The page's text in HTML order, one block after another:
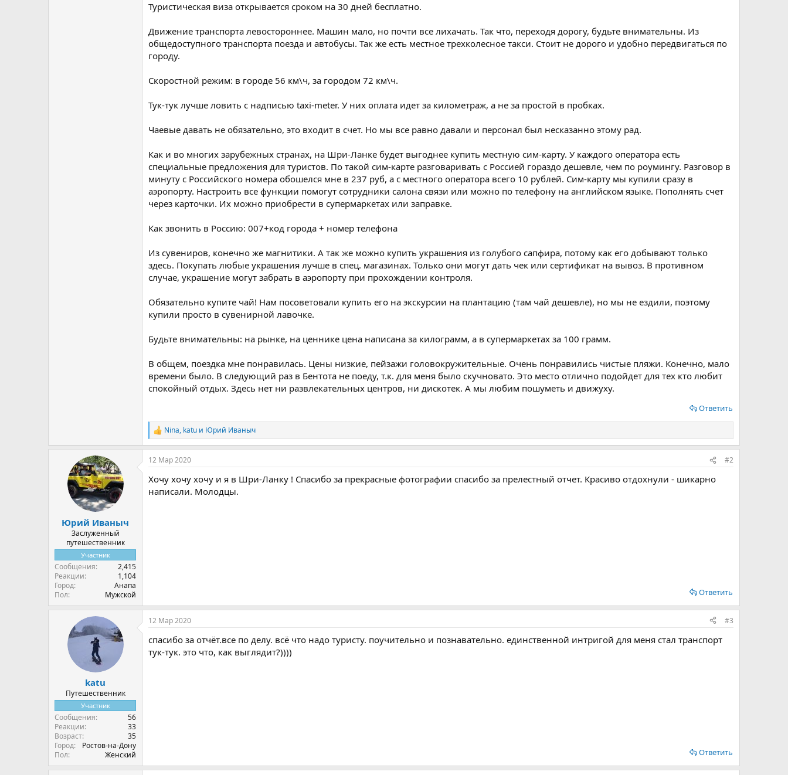
Туристическая виза открывается сроком на 30 дней бесплатно.
Движение транспорта левостороннее. Машин мало, но почти все лихачать. Так что, переходя дорогу, будьте внимательны. Из
общедоступного транспорта поезда и автобусы. Так же есть местное трехколесное такси. Стоит не дорого и удобно передвигаться по
городу.
Скоростной режим: в городе 56 км\ч, за городом 72 км\ч.
Тук-тук лучше ловить с надписью taxi-meter. У них оплата идет за километраж, а не за простой в пробках.
Чаевые давать не обязательно, это входит в счет. Но мы все равно давали и персонал был несказанно этому рад.
Как и во многих зарубежных странах, на Шри-Ланке будет выгоднее купить местную сим-карту. У каждого оператора есть
специальные предложения для туристов. По такой сим-карте разговаривать с Россией гораздо дешевле, чем по роумингу. Разговор в
минуту с Российского номера обошелся мне в 237 руб, а с местного оператора всего 10 рублей. Сим-карту мы купили сразу в
аэропорту. Настроить все функции помогут сотрудники салона связи или можно по телефону на английском языке. Пополнять счет
через карточки. Их можно приобрести в супермаркетах или заправке.
Как звонить в Россию: 007+код города + номер телефона
Из сувениров, конечно же магнитики. А так же можно купить украшения из голубого сапфира, потому как его добывают только
здесь. Покупать любые украшения лучше в спец. магазинах. Только они могут дать чек или сертификат на вывоз. В противном
случае, украшение могут забрать в аэропорту при прохождении контроля.
Обязательно купите чай! Нам посоветовали купить его на экскурсии на плантацию (там чай дешевле), но мы не ездили, поэтому
купили просто в сувенирной лавочке.
Будьте внимательны: на рынке, на ценнике цена написана за килограмм, а в супермаркетах за 100 грамм.
В общем, поездка мне понравилась. Цены низкие, пейзажи головокружительные. Очень понравились чистые пляжи. Конечно, мало
времени было. В следующий раз в Бентота не поеду, т.к. для меня было скучновато. Это место отлично подойдет для тех кто любит
спокойный отдых. Здесь нет ни развлекательных центров, ни дискотек. А мы любим пошуметь и движуху.
Ответить
Р
е
а
к
и
и
Nina, katu и Юрий Иваныч
Юрий Иваныч
Заслуженный
путешественник
Участник
Сообщения
2,415
Реакции
1,104
Город
Анапа
Пол
Мужской
12 Мар 2020 #2
Хочу хочу хочу и я в Шри-Ланку ! Спасибо за прекрасные фотографии спасибо за прелестный отчет. Красиво отдохнули - шикарно
написали. Молодцы.
Ответить
katu
Путешественник
Участник
Сообщения
56
Реакции
33
Возраст
35
Город
Ростов-на-Дону
Пол
Женский
12 Мар 2020 #3
спасибо за отчёт.все по делу. всё что надо туристу. поучительно и познавательно. единственной интригой для меня стал транспорт
тук-тук. это что, как выглядит?))))
Ответить